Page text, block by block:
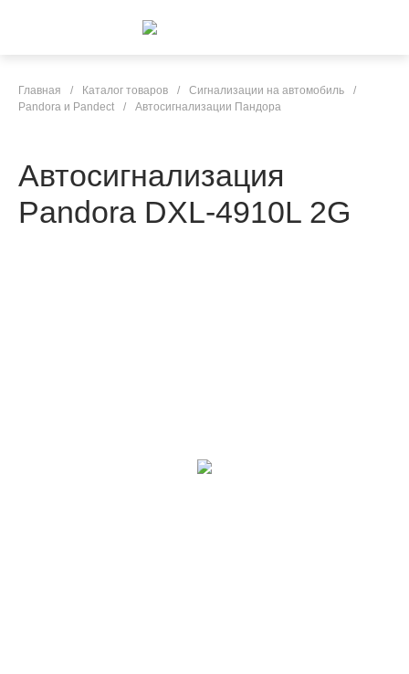
Главная / Каталог товаров / Сигнализации на автомобиль
/
Pandora и Pandect
/ Автосигнализации Пандора
Автосигнализация
Pandora DXL-4910L 2G